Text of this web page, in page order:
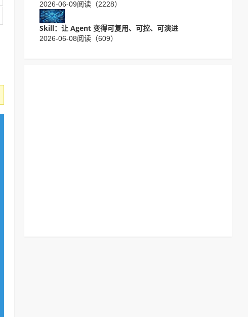
2026-06-09阅读（2228）
Skill：让 Agent 变得可复用、可控、可演进
2026-06-08阅读（609）